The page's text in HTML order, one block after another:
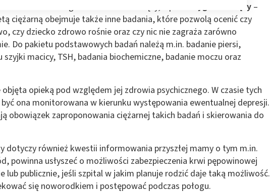
badania ultrasonograficzne w czasie ciąży, a po
40. tygodniu ciąży –
ciężarną obejmuje także inne badania, które pozwolą ocenić czy
czy dziecko zdrowo rośnie oraz czy nic nie zagraża zarówno
Do pakietu podstawowych badań należą m.in. badanie piersi,
macicy, TSH, badania biochemiczne, badanie moczu oraz
opieką pod względem jej zdrowia psychicznego. W czasie tych
ona monitorowana w kierunku występowania ewentualnej depresji.
obowiązek zaproponowania ciężarnej takich badań i skierowania do
dotyczy również kwestii informowania przyszłej mamy o tym m.in.
powinna usłyszeć o możliwości zabezpieczenia krwi pępowinowej
lub publicznie, jeśli szpital w jakim planuje rodzić daje taką możliwość.
się noworodkiem i postępować podczas połogu.
treści
kombinacji danych z różnych źródeł
wyboru treści